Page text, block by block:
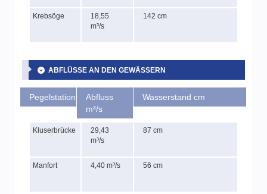
Krebsöge
18,55
m³/s
142 cm
ABFLÜSSE AN DEN GEWÄSSERN
Pegelstation
Abfluss
m³/s
Wasserstand cm
Kluserbrücke
29,43
m³/s
87 cm
Manfort 4,40 m³/s 56 cm